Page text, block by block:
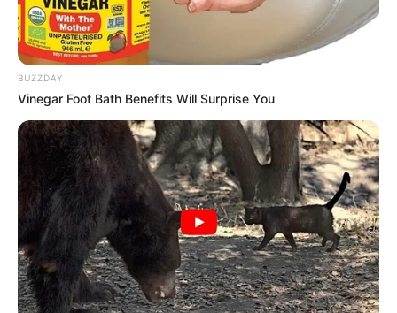
BUZZDAY
Vinegar Foot Bath Benefits Will Surprise You